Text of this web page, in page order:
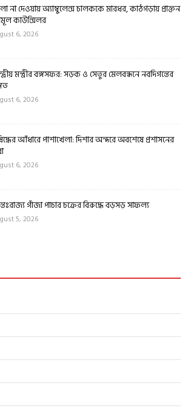
না দেওয়ায় অ্যাম্বুলেন্স চালককে মারধর, কাঠগড়ায় প্রাক্তন
কাউন্সিলর
6, 2026
মন্ত্রীর বঙ্গসফর: সড়ক ও সেতুর মেলবন্ধনে নবদিগন্তের
6, 2026
আঁধারে পাশাখেলা: দিশার অন্দরে অবশেষে প্রশাসনের
6, 2026
গাঁজা পাচার চক্রের বিরুদ্ধে বড়সড় সাফল্য
5, 2026